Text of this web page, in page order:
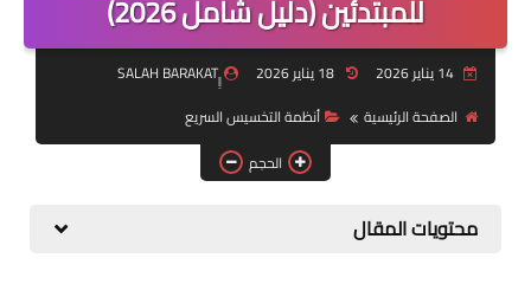
التكنولوجيا والصحة
قسم الأطفال
معلومة عامة
للمبتدئين (دليل شامل 2026)
14 يناير 2026 18 يناير 2026
ٍٍٍٍِSALAH BARAKAT
الصفحة الرئيسية
أنظمة التخسيس السريع
الحجم
محتويات المقال